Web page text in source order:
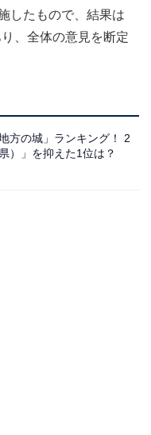
したもので、結果は
、全体の意見を断定
方の城」ランキング！ 2
）」を抑えた1位は？